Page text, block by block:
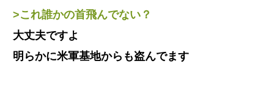
>これ誰かの首飛んでない？
大丈夫ですよ
明らかに米軍基地からも盗んでます